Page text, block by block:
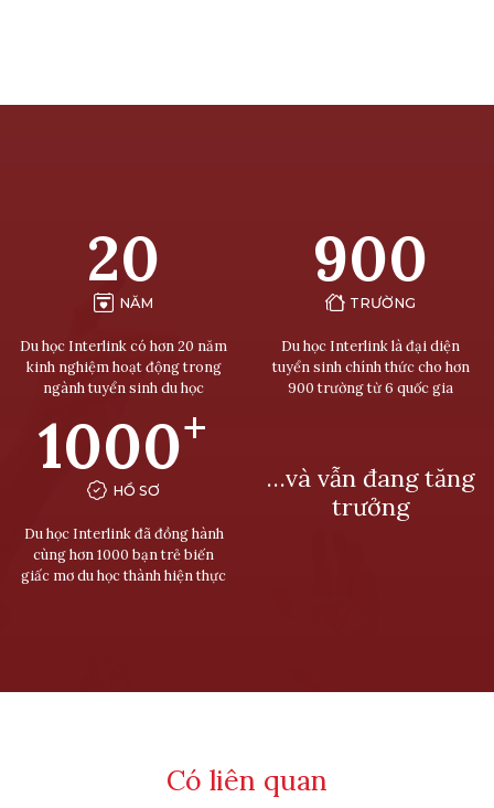
20
NĂM
Du học Interlink có hơn 20 năm
kinh nghiệm hoạt động trong
ngành tuyển sinh du học
900
TRƯỜNG
Du học Interlink là đại diện
tuyển sinh chính thức cho hơn
900 trường từ 6 quốc gia
1000+
HỒ SƠ
Du học Interlink đã đồng hành
cùng hơn 1000 bạn trẻ biến
giấc mơ du học thành hiện thực
…và vẫn đang tăng
trưởng
Có liên quan